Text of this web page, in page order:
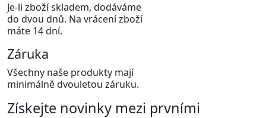
Je-li zboží skladem, dodáváme
do dvou dnů. Na vrácení zboží
máte 14 dní.
Záruka
Všechny naše produkty mají
minimálně dvouletou záruku.
Získejte novinky mezi prvními